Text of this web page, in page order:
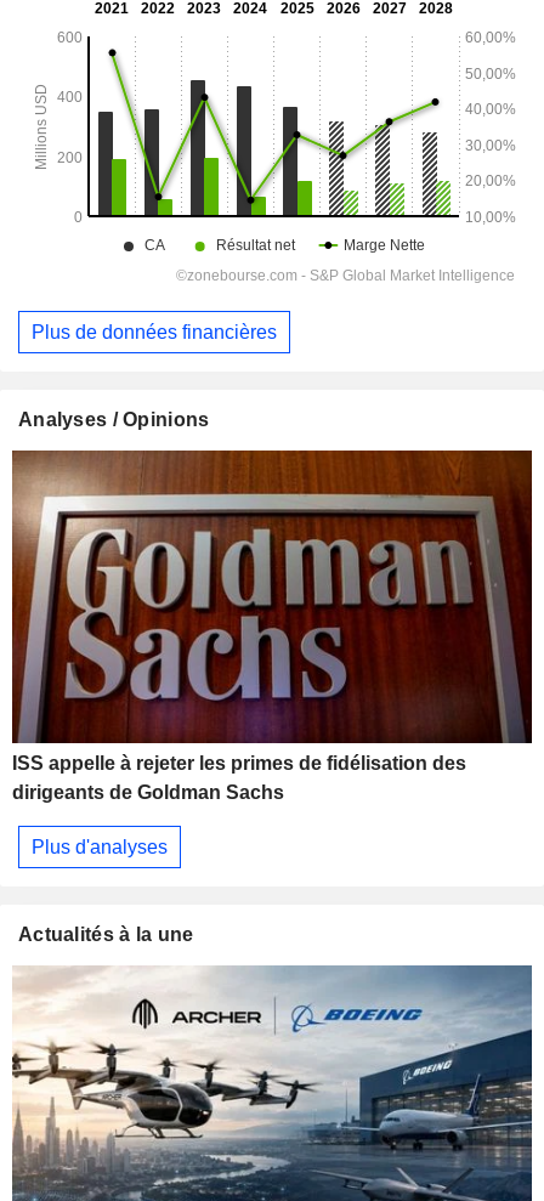
Plus de données financières
Analyses / Opinions
ISS appelle à rejeter les primes de fidélisation des
dirigeants de Goldman Sachs
Plus d'analyses
Actualités à la une